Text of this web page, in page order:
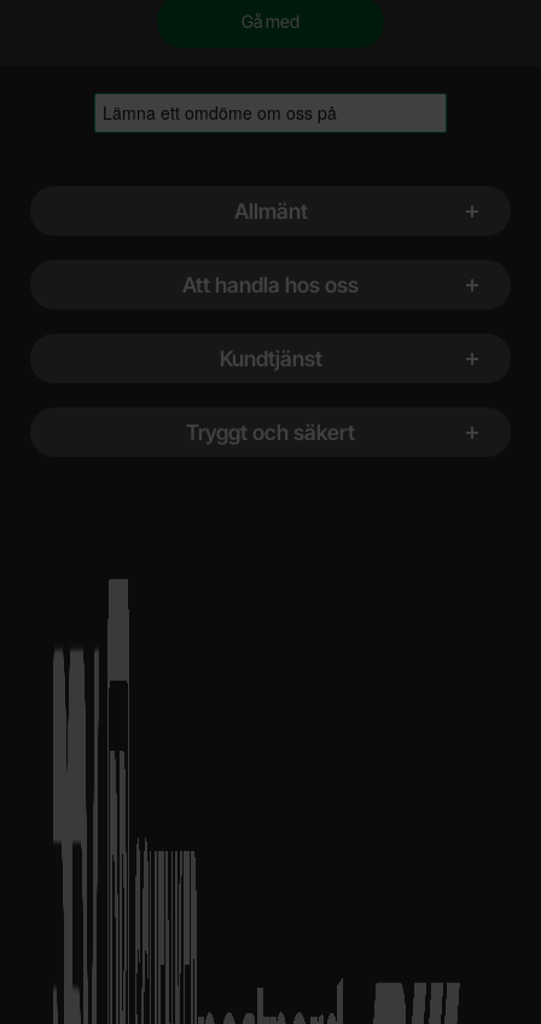
Allmänt
Att handla hos oss
Kundtjänst
Tryggt och säkert